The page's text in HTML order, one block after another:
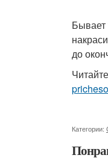
Бывает
до
Категории: